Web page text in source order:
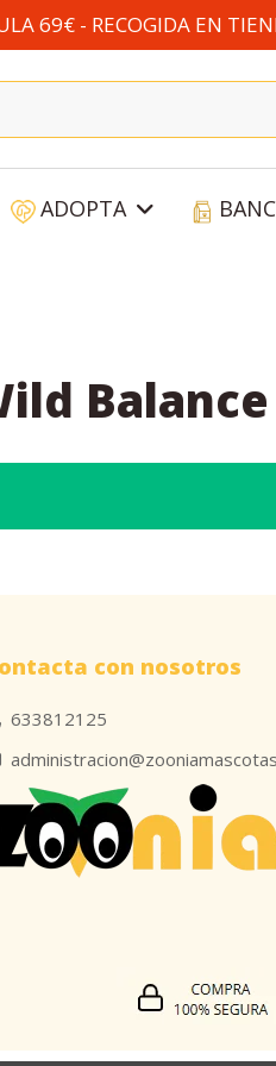
69€ - RECOGIDA EN
ADOPTA
Balance
con nosotros
633812125